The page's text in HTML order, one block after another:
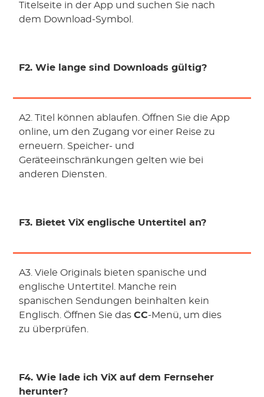
Titelseite in der App und suchen Sie nach
dem Download-Symbol.
F2. Wie lange sind Downloads gültig?
A2. Titel können ablaufen. Öffnen Sie die App
online, um den Zugang vor einer Reise zu
erneuern. Speicher- und
Geräteeinschränkungen gelten wie bei
anderen Diensten.
F3. Bietet ViX englische Untertitel an?
A3. Viele Originals bieten spanische und
englische Untertitel. Manche rein
spanischen Sendungen beinhalten kein
Englisch. Öffnen Sie dasCC-Menü, um dies
zu überprüfen.
F4. Wie lade ich ViX auf dem Fernseher
herunter?